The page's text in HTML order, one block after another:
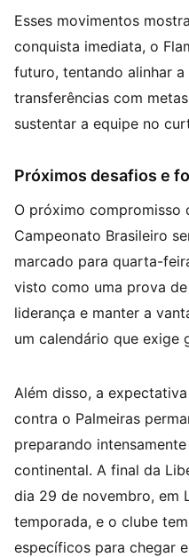
Esses movimentos
conquista imediata, o
futuro, tentando alinhar
transferências com
sustentar a equipe no
Próximos desafios e
O próximo compromisso
Campeonato Brasileiro
marcado para quarta-
visto como uma prova
liderança e manter a
um calendário que exige
Além disso, a
contra o Palmeiras
preparando
continental. A final da
dia 29 de novembro, em
temporada, e o clube
específicos para chegar